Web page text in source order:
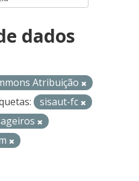
dados
Atribuição
sisaut-fc